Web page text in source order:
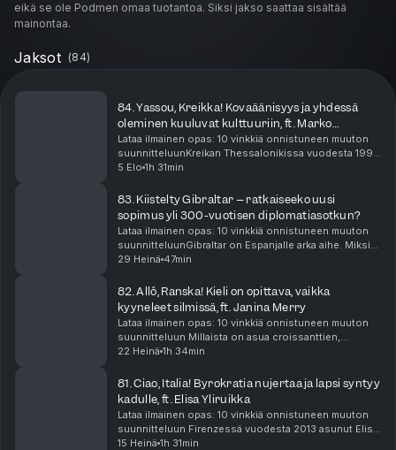
eikä se ole Podmen omaa tuotantoa. Siksi jakso saattaa sisältää
mainontaa.
Jaksot (84)
84. Yassou, Kreikka! Kovaäänisyys ja yhdessä
oleminen kuuluvat kulttuuriin, ft. Marko
Suomalainen
Lataa ilmainen opas: 10 vinkkiä onnistuneen muuton
suunnitteluunKreikan Thessalonikissa vuodesta 1995
asunut Marko Suomalainen osaa huutaa kuin
vaan...
5 Elo 1h 31min
83. Kiistelty Gibraltar – ratkaiseeko uusi
sopimus yli 300-vuotisen diplomatiasotkun?
Lataa ilmainen opas: 10 vinkkiä onnistuneen muuton
suunnitteluunGibraltar on Espanjalle arka aihe. Miksi
se ylipäätään kuuluu Iso-Britannialle? Miksi Espanja
29 Heinä 47min
82. Allô, Ranska! Kieli on opittava, vaikka
kyyneleet silmissä, ft. Janina Merry
Lataa ilmainen opas: 10 vinkkiä onnistuneen muuton
suunnitteluun Millaista on asua croissanttien,
juustojen ja byrokratian maassa Ranskassa? Ranskan-
22 Heinä 1h 34min
81. Ciao, Italia! Byrokratia nujertaa ja lapsi syntyy
kadulle, ft. Elisa Yliruikka
Lataa ilmainen opas: 10 vinkkiä onnistuneen muuton
suunnitteluun Firenzessä vuodesta 2013 asunut Elisa
Yliruikka on nähnyt Italian aurinkoiset sekä varjoisat
15 Heinä 1h 31min